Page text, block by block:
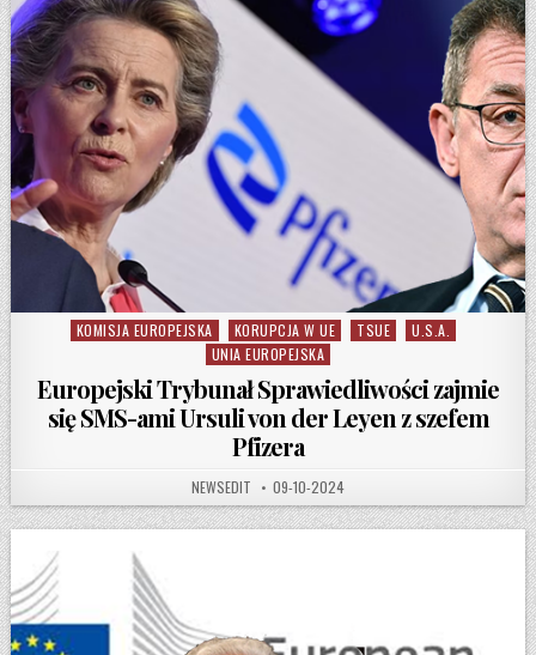
Posted in
KOMISJA EUROPEJSKA KORUPCJA W UE TSUE
U.S.A.
UNIA EUROPEJSKA
Europejski Trybunał Sprawiedliwości zajmie
się SMS-ami Ursuli von der Leyen z szefem
Pfizera
AUTHOR:
NEWSEDIT PUBLISHED DATE:
09-10-2024